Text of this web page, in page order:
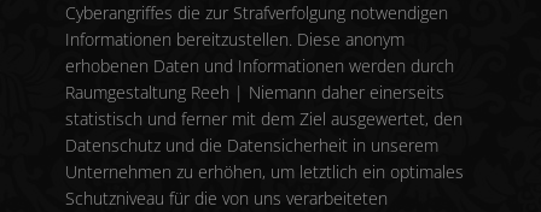
Cyberangriffes die zur Strafverfolgung notwendigen
Informationen bereitzustellen. Diese anonym
erhobenen Daten und Informationen werden durch
Raumgestaltung Reeh | Niemann daher einerseits
statistisch und ferner mit dem Ziel ausgewertet, den
Datenschutz und die Datensicherheit in unserem
Unternehmen zu erhöhen, um letztlich ein optimales
Schutzniveau für die von uns verarbeiteten